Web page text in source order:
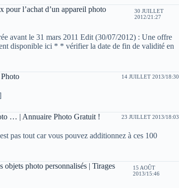
l’achat d’un appareil photo
30 JUILLET
2012/21:27
avant le 31 mars 2011 Edit (30/07/2012) : Une offre
disponible ici * * vérifier la date de fin de validité en
14 JUILLET 2013/18:30
… | Annuaire Photo Gratuit ! 23 JUILLET 2013/18:03
pas tout car vous pouvez additionnez à ces 100
photo personnalisés | Tirages
15 AOÛT
2013/15:46